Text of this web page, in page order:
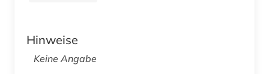
Hinweise
Keine Angabe